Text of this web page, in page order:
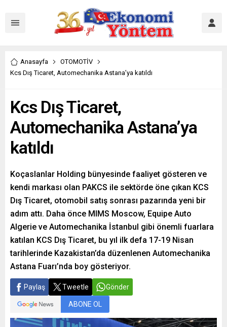
Anasayfa
OTOMOTİV
Kcs Dış Ticaret, Automechanika Astana’ya katıldı
Kcs Dış Ticaret,
Automechanika Astana’ya
katıldı
Koçaslanlar Holding bünyesinde faaliyet gösteren ve
kendi markası olan PAKCS ile sektörde öne çıkan KCS
Dış Ticaret, otomobil satış sonrası pazarında yeni bir
adım attı. Daha önce MIMS Moscow, Equipe Auto
Algerie ve Automechanika İstanbul gibi önemli fuarlara
katılan KCS Dış Ticaret, bu yıl ilk defa 17-19 Nisan
tarihlerinde Kazakistan’da düzenlenen Automechanika
Astana Fuarı’nda boy gösteriyor.
Paylaş Tweetle Gönder
ABONE OL